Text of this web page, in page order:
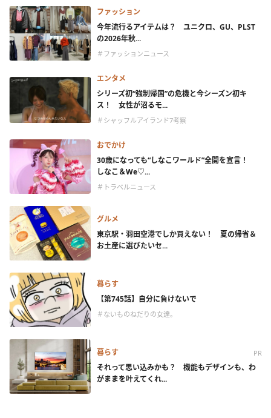
ファッション
今年流行るアイテムは？ ユニクロ、GU、PLST
の2026年秋...
＃ファッションニュース
エンタメ
シリーズ初“強制帰国”の危機と今シーズン初キ
ス！ 女性が沼るモ...
＃シャッフルアイランド7考察
おでかけ
30歳になっても“しなこワールド”全開を宣言！
しなこ＆We♡...
＃トラベルニュース
グルメ
東京駅・羽田空港でしか買えない！ 夏の帰省＆
お土産に選びたいセ...
暮らす
【第745話】自分に負けないで
＃ないものねだりの女達。
暮らす PR
それって思い込みかも？ 機能もデザインも、わ
がままを叶えてくれ...